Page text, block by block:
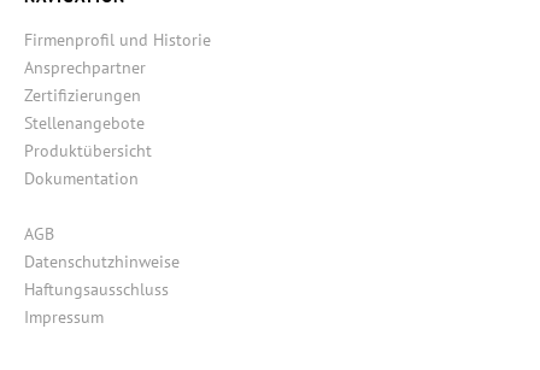
Firmenprofil und Historie
Ansprechpartner
Zertifizierungen
Stellenangebote
Produktübersicht
Dokumentation
AGB
Datenschutzhinweise
Haftungsausschluss
Impressum